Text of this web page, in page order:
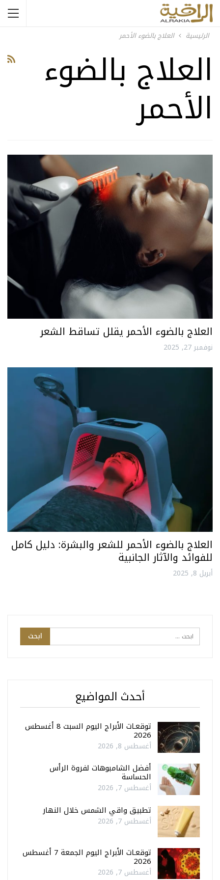
الرئيسية العلاج بالضوء الأحمر
العلاج بالضوء
الأحمر
العلاج بالضوء الأحمر يقلل تساقط الشعر
نوفمبر 27, 2025
العلاج بالضوء الأحمر للشعر والبشرة: دليل كامل
للفوائد والآثار الجانبية
أبريل 8, 2025
أحدث المواضيع
توقعـات الأبراج اليوم السبت 8 أغسطس
2026
أغسطس 8, 2026
أفضل الشامبوهات لفروة الرأس
الحساسة
أغسطس 7, 2026
تطبيق واقي الشمس خلال النهار
أغسطس 7, 2026
توقعـات الأبراج اليوم الجمعة 7 أغسطس
2026
أغسطس 7, 2026